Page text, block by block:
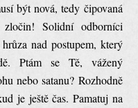
být nová, tedy čipovaná
Solidní odborníci
nad postupem, který
Ptám se Tě, vážený
nebo satanu? Rozhodně
je ještě čas. Pamatuj na